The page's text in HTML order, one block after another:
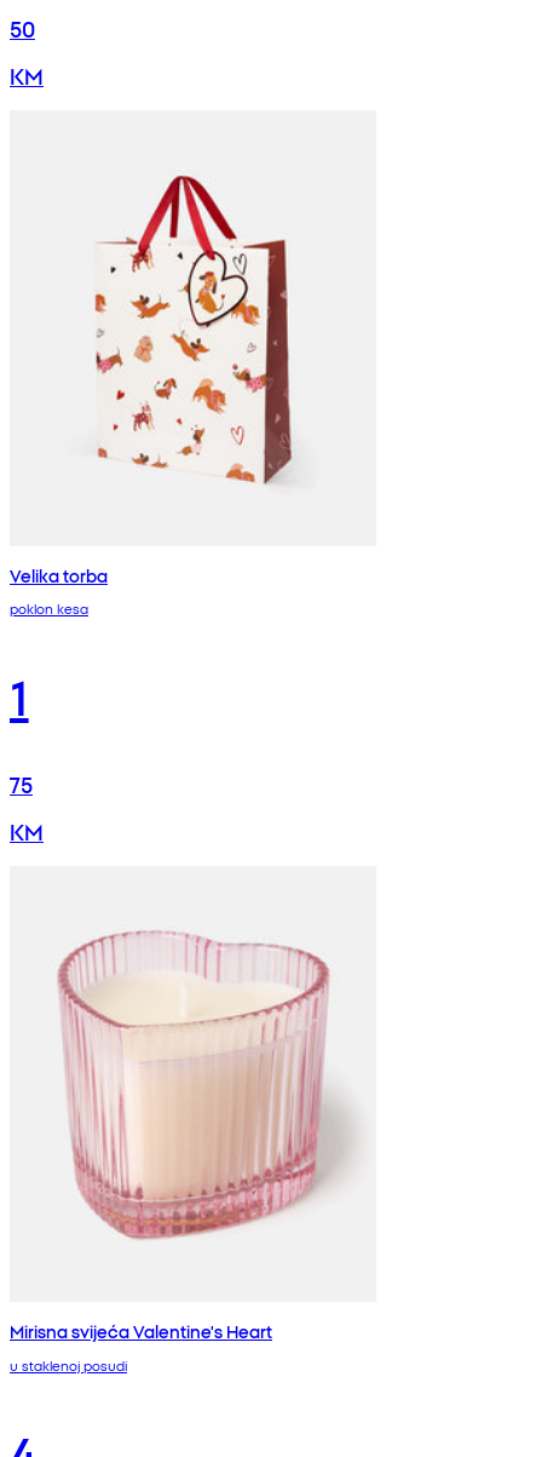
50
KM
Velika torba
poklon kesa
1
75
KM
Mirisna svijeća Valentine's Heart
u staklenoj posudi